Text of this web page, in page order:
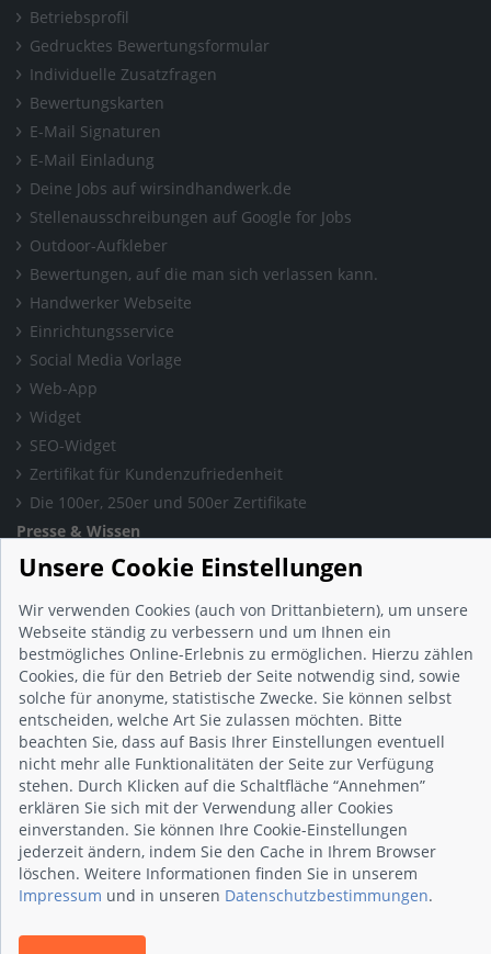
Betriebsprofil
Gedrucktes Bewertungsformular
Individuelle Zusatzfragen
Bewertungskarten
E-Mail Signaturen
E-Mail Einladung
Deine Jobs auf wirsindhandwerk.de
Stellenausschreibungen auf Google for Jobs
Outdoor-Aufkleber
Bewertungen, auf die man sich verlassen kann.
Handwerker Webseite
Einrichtungsservice
Social Media Vorlage
Web-App
Widget
SEO-Widget
Zertifikat für Kundenzufriedenheit
Die 100er, 250er und 500er Zertifikate
Presse & Wissen
Presse und Informationen
Häufig gestellte Fragen (FAQ)
Studie: Digitalisierungsbarometer
Initiative gegen Fake-Bewertungen
Kunden Informationen
Beratungsgespräch vereinbaren
Impressum
Datenschutz
AGB
Nutzungsbedingungen
Kontakt
Unsere Cookie Einstellungen
Wir verwenden Cookies (auch von Drittanbietern), um unsere
Webseite ständig zu verbessern und um Ihnen ein
bestmögliches Online-Erlebnis zu ermöglichen. Hierzu zählen
Cookies, die für den Betrieb der Seite notwendig sind, sowie
solche für anonyme, statistische Zwecke. Sie können selbst
entscheiden, welche Art Sie zulassen möchten. Bitte
beachten Sie, dass auf Basis Ihrer Einstellungen eventuell
nicht mehr alle Funktionalitäten der Seite zur Verfügung
stehen. Durch Klicken auf die Schaltfläche “Annehmen”
erklären Sie sich mit der Verwendung aller Cookies
einverstanden. Sie können Ihre Cookie-Einstellungen
jederzeit ändern, indem Sie den Cache in Ihrem Browser
löschen. Weitere Informationen finden Sie in unserem
Impressum und in unseren Datenschutzbestimmungen.